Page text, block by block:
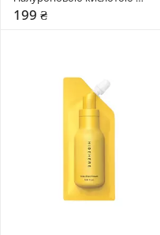
Hidehere 25 мл
199 ₴